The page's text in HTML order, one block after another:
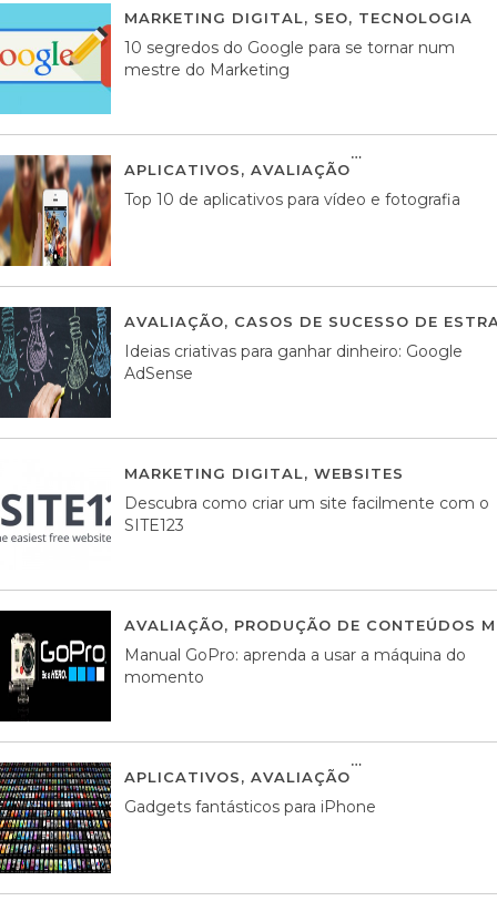
MARKETING DIGITAL, SEO, TECNOLOGIA
10 segredos do Google para se tornar num
mestre do Marketing
APLICATIVOS, AVALIAÇÃO
Top 10 de aplicativos para vídeo e fotografia
AVALIAÇÃO, CASOS DE SUCESSO DE
Ideias criativas para ganhar dinheiro: Google
AdSense
MARKETING DIGITAL, WEBSITES
Descubra como criar um site facilmente com o
SITE123
AVALIAÇÃO, PRODUÇÃO DE CONTEÚDOS
Manual GoPro: aprenda a usar a máquina do
momento
APLICATIVOS, AVALIAÇÃO
Gadgets fantásticos para iPhone